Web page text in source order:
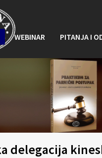
WEBINAR PITANJA I
delegacija